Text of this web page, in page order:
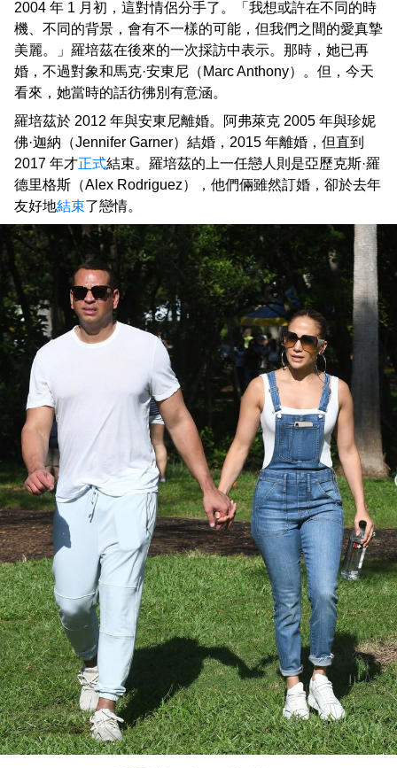
2004 年 1 月初，這對情侶分手了。「我想或許在不同的時
機、不同的背景，會有不一樣的可能，但我們之間的愛真摯
美麗。」羅培茲在後來的一次採訪中表示。那時，她已再
婚，不過對象和馬克·安東尼（Marc Anthony）。但，今天
看來，她當時的話彷彿別有意涵。
羅培茲於 2012 年與安東尼離婚。阿弗萊克 2005 年與珍妮
佛·迦納（Jennifer Garner）結婚，2015 年離婚，但直到
2017 年才正式結束。羅培茲的上一任戀人則是亞歷克斯·羅
德里格斯（Alex Rodriguez），他們倆雖然訂婚，卻於去年
友好地結束了戀情。